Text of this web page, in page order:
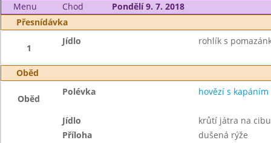
Menu Chod
Pondělí 9. 7. 2018
Přesnídávka
1
Jídlo rohlík s
Oběd
Oběd
Polévka hovězí s kapáním
Jídlo
krůtí játra na
Příloha
dušená rýže